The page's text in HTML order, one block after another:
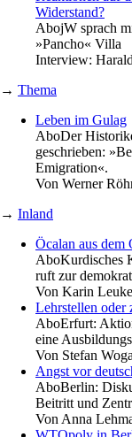
Widerstand?
AbojW sprach
»Pancho« Villa
Interview:
→ Thema
Leben im Gulag
AboDer
geschrieben:
Emigration«.
Von Werner
→ Inland
Öcalan aus dem
AboKurdisches
ruft zur
Von Karin
Lehrstellen oder
AboErfurt:
eine
Von Stefan
Angst vor
AboBerlin:
Beitritt und
Von Anna